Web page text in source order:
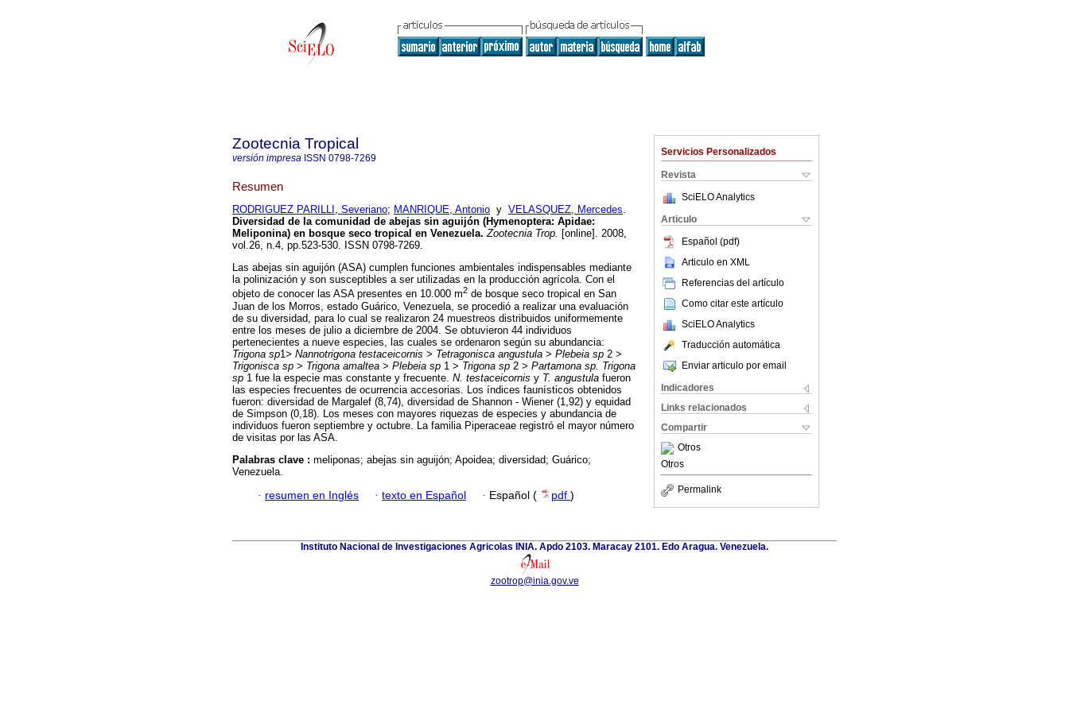
Servicios Personalizados
Revista
SciELO Analytics
Articulo
Español (pdf)
Articulo en XML
Referencias del artículo
Como citar este artículo
SciELO Analytics
Traducción automática
Enviar articulo por email
Indicadores
Links relacionados
Compartir
Otros
Otros
Permalink
Zootecnia Tropical
versión impresa ISSN 0798-7269
Resumen
RODRIGUEZ PARILLI, Severiano; MANRIQUE, Antonio y VELASQUEZ, Mercedes.
Diversidad de la comunidad de abejas sin aguijón (Hymenoptera: Apidae:
Meliponina) en bosque seco tropical en Venezuela. Zootecnia Trop. [online]. 2008,
vol.26, n.4, pp.523-530. ISSN 0798-7269.
Las abejas sin aguijón (ASA) cumplen funciones ambientales indispensables mediante
la polinización y son susceptibles a ser utilizadas en la producción agrícola. Con el
objeto de conocer las ASA presentes en 10.000 m2 de bosque seco tropical en San
Juan de los Morros, estado Guárico, Venezuela, se procedió a realizar una evaluación
de su diversidad, para lo cual se realizaron 24 muestreos distribuidos uniformemente
entre los meses de julio a diciembre de 2004. Se obtuvieron 44 individuos
pertenecientes a nueve especies, las cuales se ordenaron según su abundancia:
Trigona sp1> Nannotrigona testaceicornis > Tetragonisca angustula > Plebeia sp 2 >
Trigonisca sp > Trigona amaltea > Plebeia sp 1 > Trigona sp 2 > Partamona sp. Trigona
sp 1 fue la especie mas constante y frecuente. N. testaceicornis y T. angustula fueron
las especies frecuentes de ocurrencia accesorias. Los índices faunísticos obtenidos
fueron: diversidad de Margalef (8,74), diversidad de Shannon - Wiener (1,92) y equidad
de Simpson (0,18). Los meses con mayores riquezas de especies y abundancia de
individuos fueron septiembre y octubre. La familia Piperaceae registró el mayor número
de visitas por las ASA.
Palabras clave : meliponas; abejas sin aguijón; Apoidea; diversidad; Guárico;
Venezuela.
· resumen en Inglés · texto en Español · Español ( pdf )
Instituto Nacional de Investigaciones Agricolas INIA. Apdo 2103. Maracay 2101. Edo Aragua. Venezuela.
zootrop@inia.gov.ve